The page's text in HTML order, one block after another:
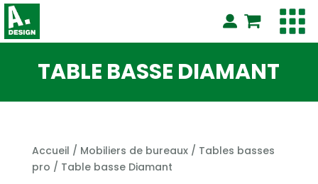
TABLE BASSE DIAMANT
Accueil / Mobiliers de bureaux/ Tables basses
pro / Table basse Diamant